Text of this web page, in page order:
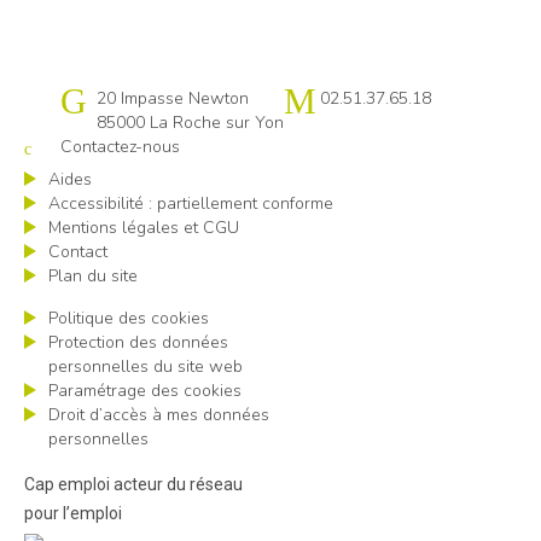
Cap emploi 85
20 Impasse Newton
85000 La Roche sur Yon
02.51.37.65.18
Contactez-nous
Aides
Accessibilité : partiellement conforme
Mentions légales et CGU
Contact
Plan du site
Politique des cookies
Protection des données
personnelles du site web
Paramétrage des cookies
Droit d’accès à mes données
personnelles
Cap emploi acteur du réseau
pour l’emploi